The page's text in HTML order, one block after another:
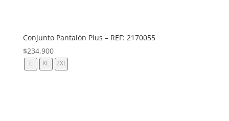
Conjunto Pantalón Plus – REF: 2170055
$234,900
L XL 2XL